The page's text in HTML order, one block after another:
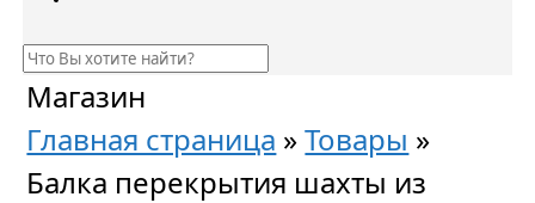
Магазин
Главная страница »Товары »
Балка перекрытия шахты из